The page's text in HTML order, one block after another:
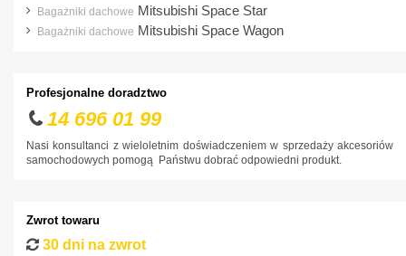
Lancia
Land Rover
MAN
Maxus
Mazda
Mitsubishi
Bagażniki dachowe Mitsubishi Space Star
Bagażniki dachowe Mitsubishi Space Wagon
Profesjonalne doradztwo
14 696 01 99
Nasi konsultanci z wieloletnim doświadczeniem w sprzedaży akcesoriów
samochodowych pomogą Państwu dobrać odpowiedni produkt.
Zwrot towaru
30 dni na zwrot